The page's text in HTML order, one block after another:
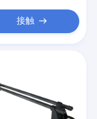
接触